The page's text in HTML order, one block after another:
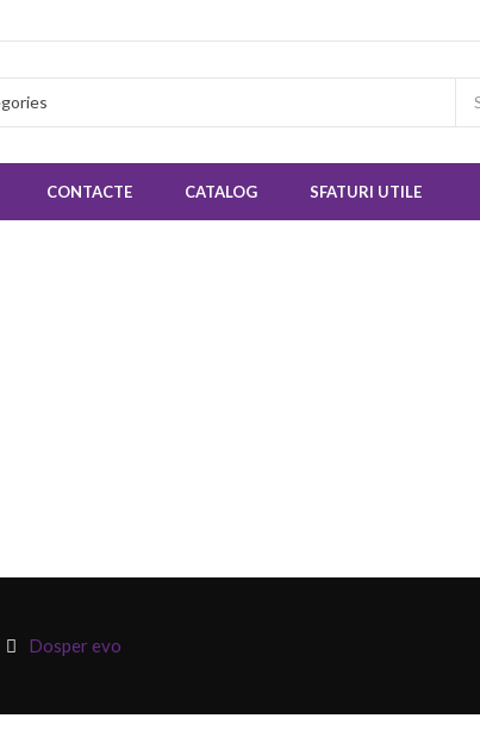
CONTACTE CATALOG SFATURI UTILE
Dosper evo